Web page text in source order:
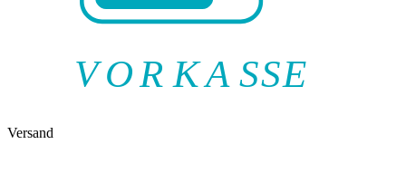
VOR KA SSE
Versand